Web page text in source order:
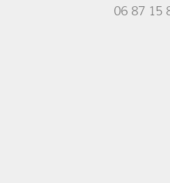
06 87 15